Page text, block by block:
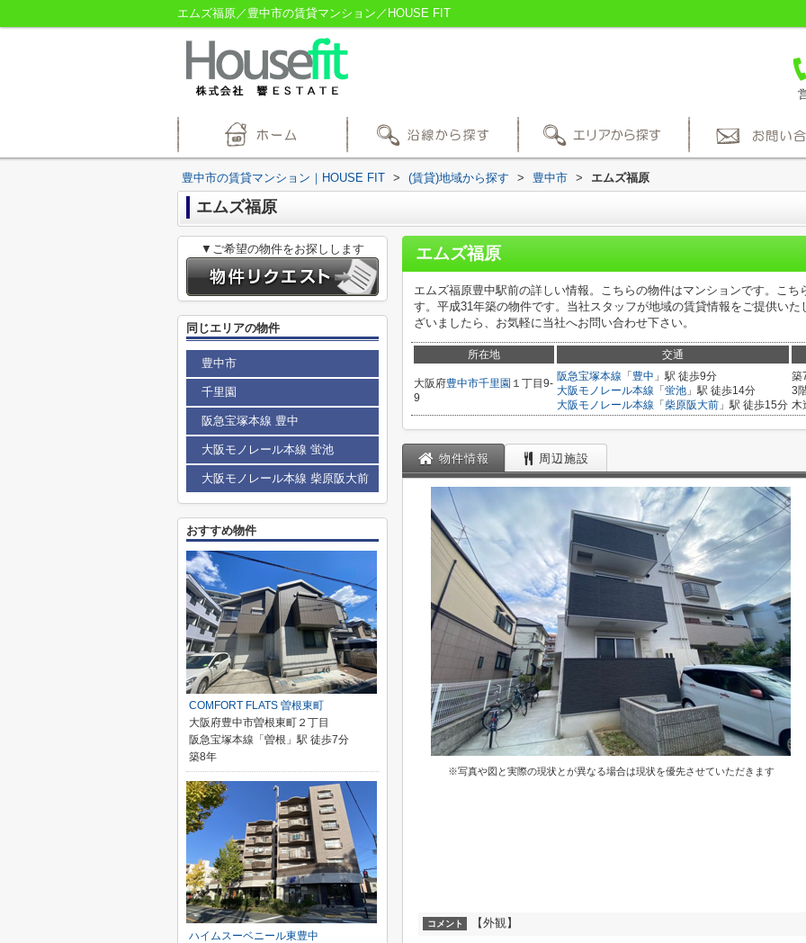
エムズ福原／豊中市の賃貸マンション／HOUSE FIT
豊中市の賃貸マンション｜HOUSE FIT > (賃貸)地域から探す > 豊中市 > エムズ福原
エムズ福原
エムズ福原
エムズ福原豊中駅前の詳しい情報。こちらの物件はマンションです。こ
す。平成31年築の物件です。当社スタッフが地域の賃貸情報をご提供い
ざいましたら、お気軽に当社へお問い合わせ下さい。
所在地 交通
大阪府豊中市千里園 １丁目9-
9
阪急宝塚本線 「 豊中 」駅 徒歩9分
大阪モノレール本線 「 蛍池 」駅 徒歩14分
大阪モノレール本線 「 柴原阪大前 」駅 徒歩15分
築
3
木
物件情報 周辺施設
※写真や図と実際の現状とが異なる場合は現状を優先させていただきます
コメント 【外観】
▼ご希望の物件をお探しします
同じエリアの物件
豊中市
千里園
阪急宝塚本線 豊中
大阪モノレール本線 蛍池
大阪モノレール本線 柴原阪大前
おすすめ物件
COMFORT FLATS 曽根東町
大阪府豊中市曽根東町２丁目
阪急宝塚本線「曽根」駅 徒歩7分
築8年
ハイムスーベニール東豊中